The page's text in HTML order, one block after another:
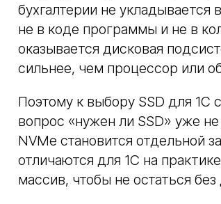
бухгалтерии не
не в коде программы и не в
оказывается дисковая
сильнее, чем процессор или
Поэтому к выбору SSD для 1С
вопрос «нужен ли SSD» уже
NVMe становится отдельной
отличаются для 1С на
массив, чтобы не остаться